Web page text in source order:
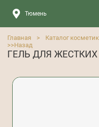
Тюмень
Главная > Каталог
>>Назад
ГЕЛЬ ДЛЯ